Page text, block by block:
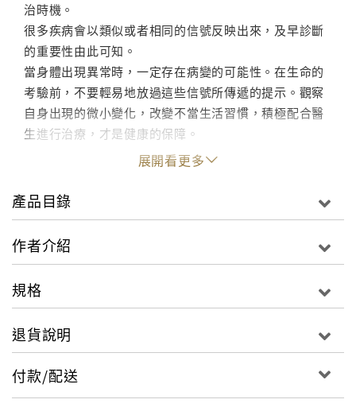
治時機。
很多疾病會以類似或者相同的信號反映出來，及早診斷
的重要性由此可知。
當身體出現異常時，一定存在病變的可能性。在生命的
考驗前，不要輕易地放過這些信號所傳遞的提示。觀察
自身出現的微小變化，改變不當生活習慣，積極配合醫
生進行治療，才是健康的保障。
展開看更多
產品目錄
作者介紹
規格
退貨說明
付款/配送